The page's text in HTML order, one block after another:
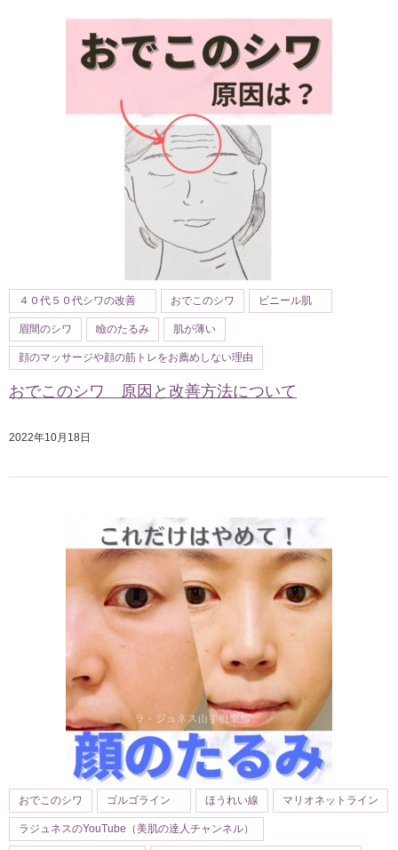
４０代５０代シワの改善 おでこのシワ ビニール肌
眉間のシワ 瞼のたるみ 肌が薄い
顔のマッサージや顔の筋トレをお薦めしない理由
おでこのシワ 原因と改善方法について
2022年10月18日
おでこのシワ ゴルゴライン ほうれい線 マリオネットライン
ラジュネスのYouTube（美肌の達人チャンネル）